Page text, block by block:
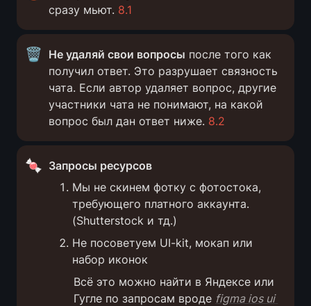
сразу мьют. 8.1
🗑️ Не удаляй свои вопросы после того как
получил ответ. Это разрушает связность
чата. Если автор удаляет вопрос, другие
участники чата не понимают, на какой
вопрос был дан ответ ниже. 8.2
🍬 Запросы ресурсов
Мы не скинем фотку с фотостока,
требующего платного аккаунта.
(Shutterstock и тд.)
Не посоветуем UI-kit, мокап или
набор иконок
Всё это можно найти в Яндексе или
Гугле по запросам вроде figma ios ui